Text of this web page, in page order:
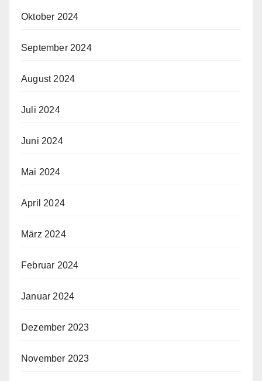
Oktober 2024
September 2024
August 2024
Juli 2024
Juni 2024
Mai 2024
April 2024
März 2024
Februar 2024
Januar 2024
Dezember 2023
November 2023